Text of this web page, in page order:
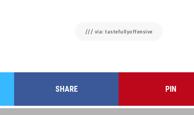
/// via: tastefullyoffensive
SHARE PIN